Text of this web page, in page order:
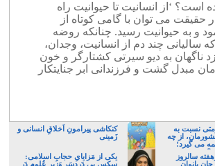
است؟ ‘از انسانیت تا حیوانیت راه
حقیقت می توان با گامی کوتاه از
و به حیوانیت رسید. چنانکه روضه
سالیانی چند دم از انسانیت، وجدان،
ناگهان به دیو سیرتی کشتارگر و خون
مبدل گشت و فرزندانی ابر جنایتکار
نسبت به
از چه
می گیرد؛
کنکاشی پیرامونِ اَخلاقِ انسانی و
زَمینی
سالروز
بانوان
یکی از مَزایایِ حجابِ اسلامی:
سکسِ بی دَردسَرِ وَزیر عُلوم دَر